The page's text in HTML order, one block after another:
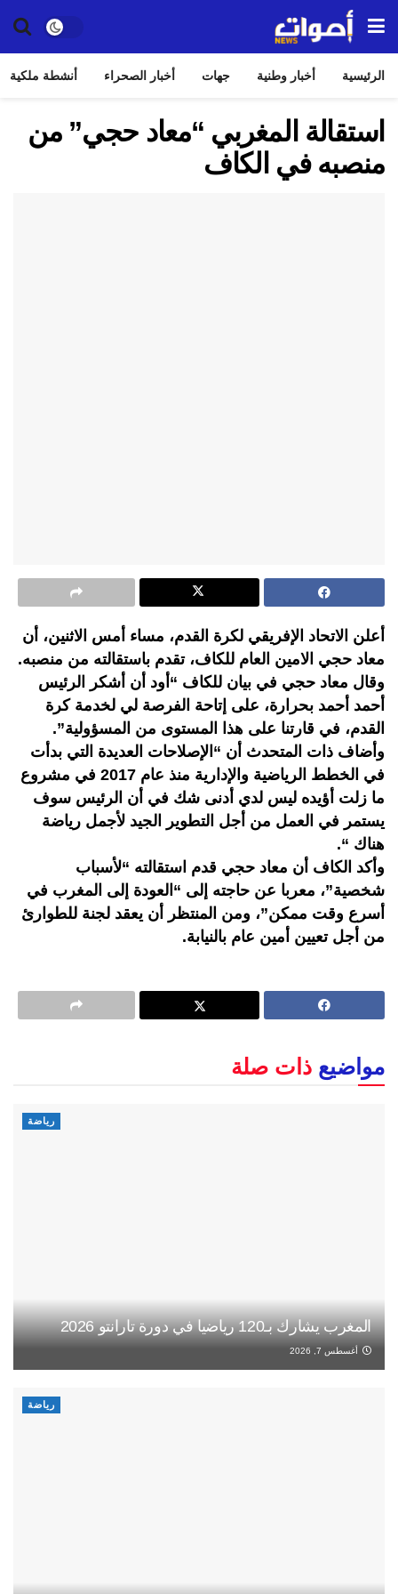
الرئيسية أخبار وطنية جهات أخبار الصحراء أنشطة ملكية
استقالة المغربي “معاد حجي” من
منصبه في الكاف
أعلن الاتحاد الإفريقي لكرة القدم، مساء أمس الاثنين، أن
معاد حجي الامين العام للكاف، تقدم باستقالته من منصبه.
وقال معاد حجي في بيان للكاف “أود أن أشكر الرئيس
أحمد أحمد بحرارة، على إتاحة الفرصة لي لخدمة كرة
القدم، في قارتنا على هذا المستوى من المسؤولية”.
وأضاف ذات المتحدث أن “الإصلاحات العديدة التي بدأت
في الخطط الرياضية والإدارية منذ عام 2017 في مشروع
ما زلت أؤيده ليس لدي أدنى شك في أن الرئيس سوف
يستمر في العمل من أجل التطوير الجيد لأجمل رياضة
هناك “.
وأكد الكاف أن معاد حجي قدم استقالته “لأسباب
شخصية”، معربا عن حاجته إلى “العودة إلى المغرب في
أسرع وقت ممكن”، ومن المنتظر أن يعقد لجنة للطوارئ
من أجل تعيين أمين عام بالنيابة.
مواضيع ذات صلة
رياضة
المغرب يشارك بـ120 رياضيا في دورة تارانتو 2026
أغسطس 7, 2026
رياضة